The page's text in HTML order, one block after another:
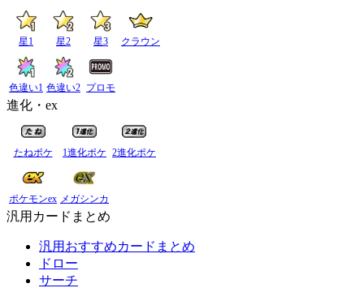
星1 星2 星3 クラウン
色違い1 色違い2 プロモ
進化・ex
たねポケ 1進化ポケ 2進化ポケ
ポケモンex メガシンカ
汎用カードまとめ
汎用おすすめカードまとめ
ドロー
サーチ